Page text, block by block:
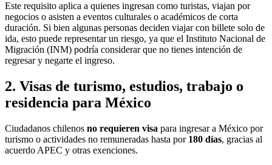
Este requisito aplica a quienes ingresan como turistas, viajan por
negocios o asisten a eventos culturales o académicos de corta
duración. Si bien algunas personas deciden viajar con billete solo de
ida, esto puede representar un riesgo, ya que el Instituto Nacional de
Migración (INM) podría considerar que no tienes intención de
regresar y negarte el ingreso.
2. Visas de turismo, estudios, trabajo o
residencia para México
Ciudadanos chilenos no requieren visa para ingresar a México por
turismo o actividades no remuneradas hasta por 180 días, gracias al
acuerdo APEC y otras exenciones.